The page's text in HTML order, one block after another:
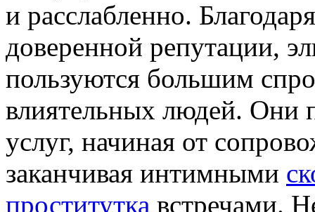
и расслабленно.
доверенной репутации,
пользуются большим
влиятельных людей. Они
услуг, начиная от
заканчивая интимными
проститутка встречами.